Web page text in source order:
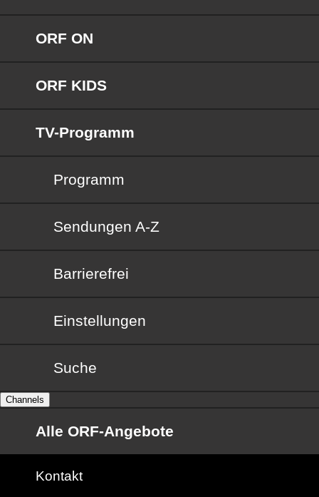
ORF ON
ORF KIDS
TV-Programm
Programm
Sendungen von A bis Z
Sendungen A-Z
Barrierefrei
Barrierefrei
Einstellungen
Suche
Channels
Alle ORF-Angebote
Kontakt